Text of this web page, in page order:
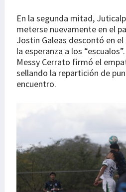
En la segunda mitad,
meterse nuevamente en el
Jostin Galeas descontó en
la esperanza a los
Messy Cerrato firmó el
sellando la repartición de
encuentro.